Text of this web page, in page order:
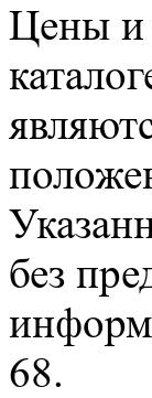
Цены и
без
68.